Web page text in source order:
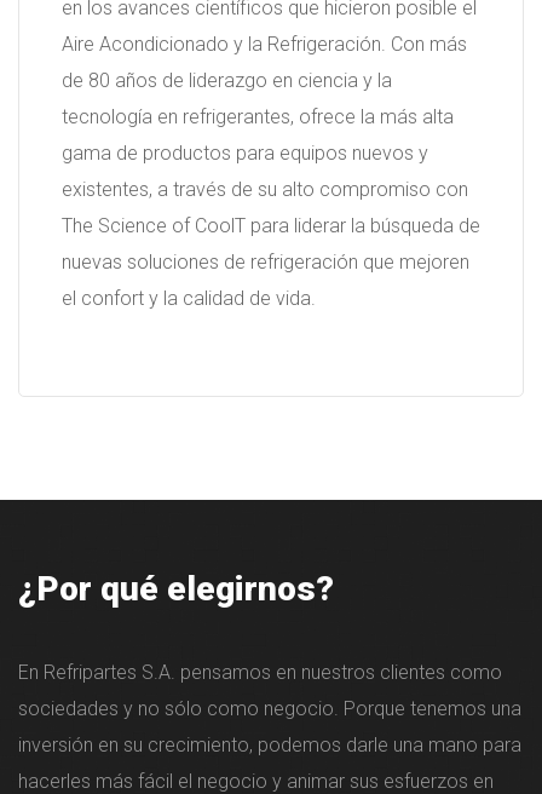
en los avances científicos que hicieron posible el
Aire Acondicionado y la Refrigeración. Con más
de 80 años de liderazgo en ciencia y la
tecnología en refrigerantes, ofrece la más alta
gama de productos para equipos nuevos y
existentes, a través de su alto compromiso con
The Science of CoolT para liderar la búsqueda de
nuevas soluciones de refrigeración que mejoren
el confort y la calidad de vida.
¿Por qué elegirnos?
En Refripartes S.A. pensamos en nuestros clientes como
sociedades y no sólo como negocio. Porque tenemos una
inversión en su crecimiento, podemos darle una mano para
hacerles más fácil el negocio y animar sus esfuerzos en